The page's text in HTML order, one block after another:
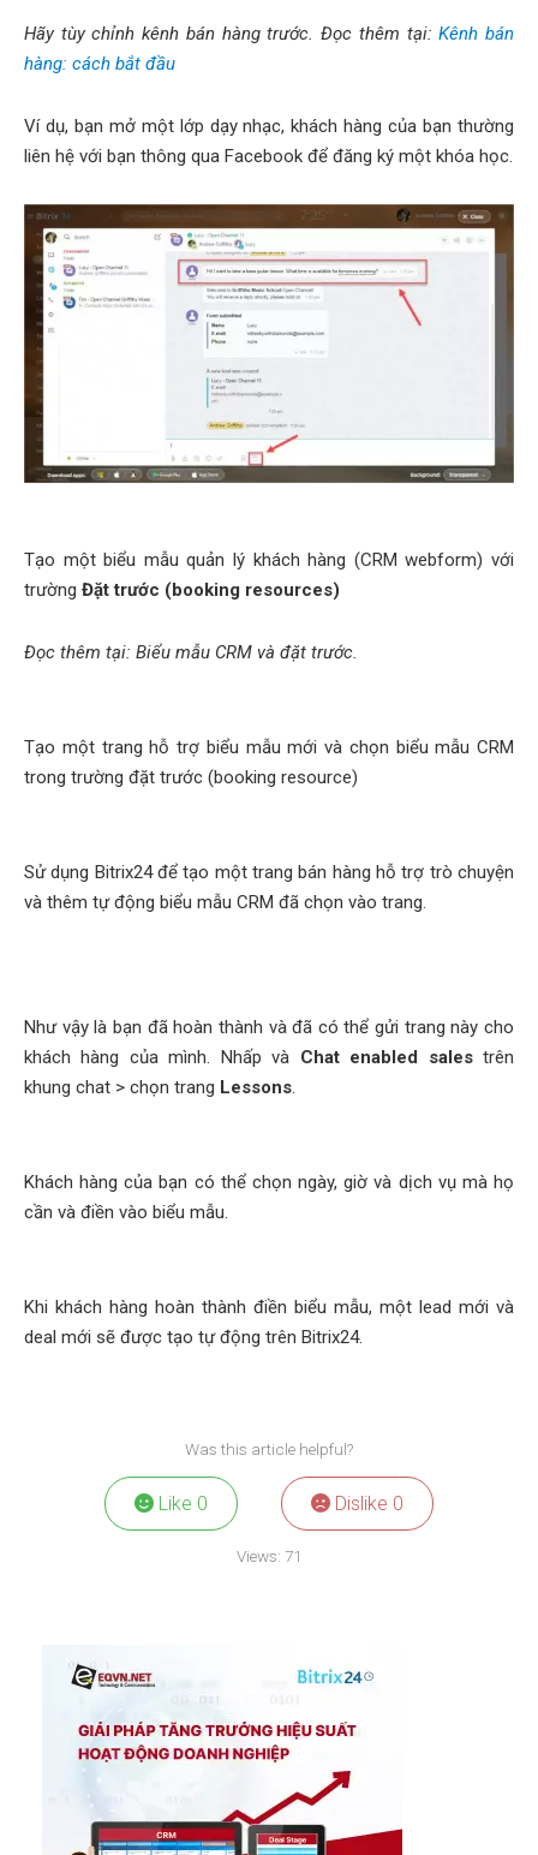
Hãy tùy chỉnh kênh bán hàng trước. Đọc thêm tại:Kênh bán
hàng: cách bắt đầu
Ví dụ, bạn mở một lớp dạy nhạc, khách hàng của bạn thường
liên hệ với bạn thông qua Facebook để đăng ký một khóa học.
Tạo một biểu mẫu quản lý khách hàng (CRM webform) với
trường Đặt trước (booking resources)
Đọc thêm tại: Biểu mẫu CRM và đặt trước.
Tạo một trang hỗ trợ biểu mẫu mới và chọn biểu mẫu CRM
trong trường đặt trước (booking resource)
Sử dụng Bitrix24 để tạo một trang bán hàng hỗ trợ trò chuyện
và thêm tự động biểu mẫu CRM đã chọn vào trang.
Như vậy là bạn đã hoàn thành và đã có thể gửi trang này cho
khách hàng của mình. Nhấp và Chat enabled salestrên
khung chat > chọn trang Lessons.
Khách hàng của bạn có thể chọn ngày, giờ và dịch vụ mà họ
cần và điền vào biểu mẫu.
Khi khách hàng hoàn thành điền biểu mẫu, một lead mới và
deal mới sẽ được tạo tự động trên Bitrix24.
Was this article helpful?
Like 0 Dislike 0
Views: 71